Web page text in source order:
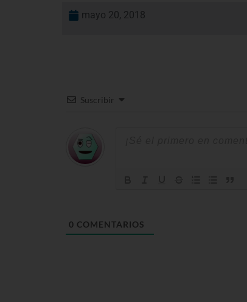
mayo 20, 2018
Suscribir
0 COMENTARIOS